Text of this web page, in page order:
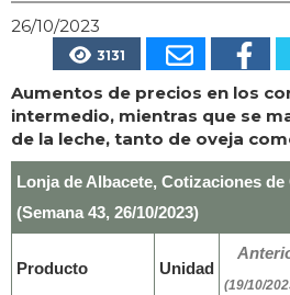
26/10/2023
3131
Aumentos de precios en los
intermedio, mientras que se
de la leche, tanto de oveja
Lonja de Albacete, Cotizaciones
(Semana 43, 26/10/2023)
Producto Unidad
(19/10/